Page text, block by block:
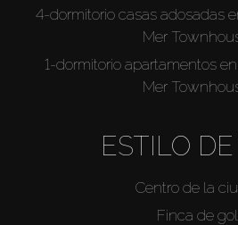
4-dormitorio casas adosadas
Mer
1-dormitorio apartamentos
Mer
ESTILO
Centro de la
Finca de